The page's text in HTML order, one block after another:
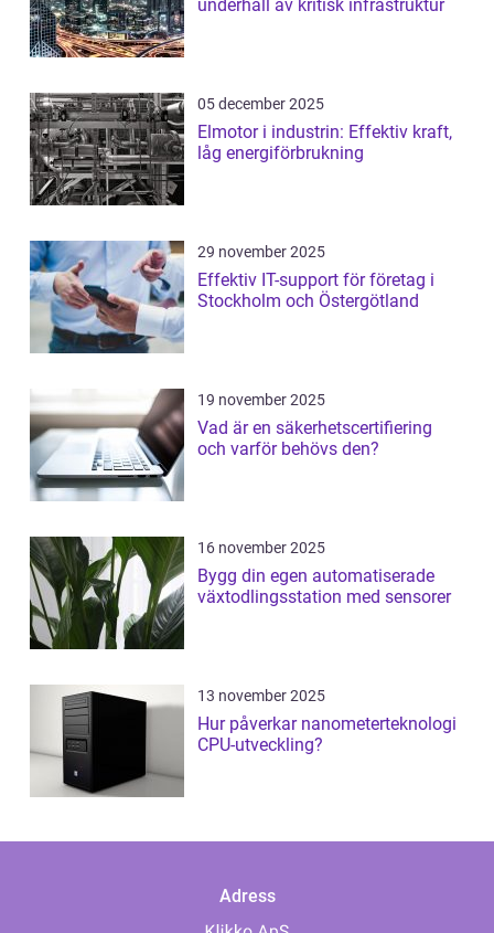
underhåll av kritisk infrastruktur
05 december 2025
Elmotor i industrin: Effektiv kraft,
låg energiförbrukning
29 november 2025
Effektiv IT-support för företag i
Stockholm och Östergötland
19 november 2025
Vad är en säkerhetscertifiering
och varför behövs den?
16 november 2025
Bygg din egen automatiserade
växtodlingsstation med sensorer
13 november 2025
Hur påverkar nanometerteknologi
CPU-utveckling?
Adress